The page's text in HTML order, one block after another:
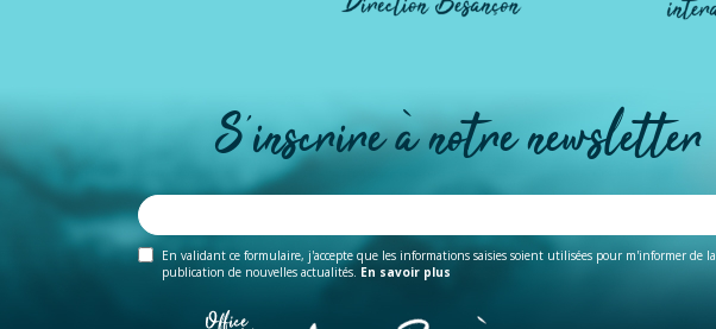
S'inscrire à notre newsletter
En validant ce formulaire, j'accepte que les informations saisies soient utilisées pour m'informer de la
publication de nouvelles actualités. En savoir plus